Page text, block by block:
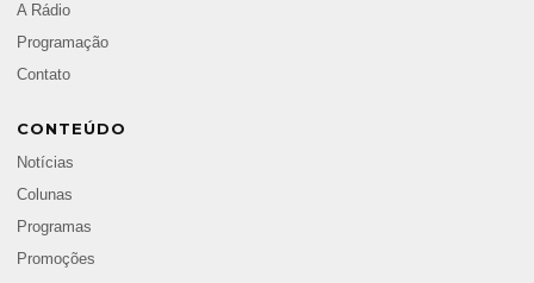
A Rádio
Programação
Contato
CONTEÚDO
Notícias
Colunas
Programas
Promoções